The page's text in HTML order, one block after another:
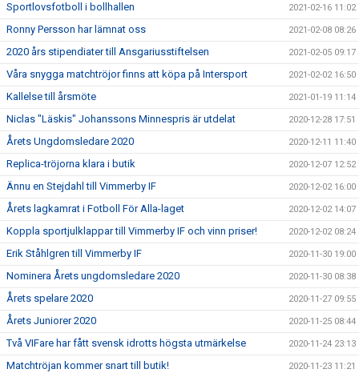
Sportlovsfotboll i bollhallen 2021-02-16 11:02
Ronny Persson har lämnat oss 2021-02-08 08:26
2020 års stipendiater till Ansgariusstiftelsen 2021-02-05 09:17
Våra snygga matchtröjor finns att köpa på Intersport 2021-02-02 16:50
Kallelse till årsmöte 2021-01-19 11:14
Niclas "Läskis" Johanssons Minnespris är utdelat 2020-12-28 17:51
Årets Ungdomsledare 2020 2020-12-11 11:40
Replica-tröjorna klara i butik 2020-12-07 12:52
Ännu en Stejdahl till Vimmerby IF 2020-12-02 16:00
Årets lagkamrat i Fotboll För Alla-laget 2020-12-02 14:07
Koppla sportjulklappar till Vimmerby IF och vinn priser! 2020-12-02 08:24
Erik Ståhlgren till Vimmerby IF 2020-11-30 19:00
Nominera Årets ungdomsledare 2020 2020-11-30 08:38
Årets spelare 2020 2020-11-27 09:55
Årets Juniorer 2020 2020-11-25 08:44
Två VIFare har fått svensk idrotts högsta utmärkelse 2020-11-24 23:13
Matchtröjan kommer snart till butik! 2020-11-23 11:21